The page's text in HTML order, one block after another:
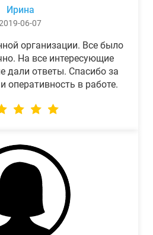
Ирина
06-07
организации. Все было
На все интересующие
дали ответы. Спасибо за
оперативность в работе.